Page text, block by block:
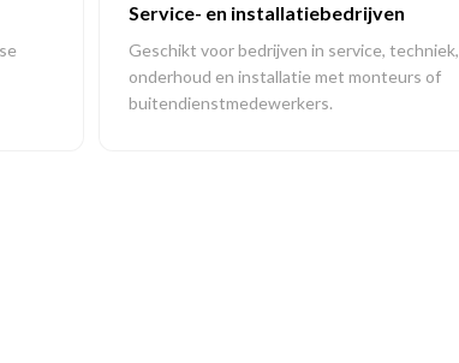
Service- en installatiebedrijven
Geschikt voor bedrijven in service, techniek,
onderhoud en installatie met monteurs of
buitendienstmedewerkers.